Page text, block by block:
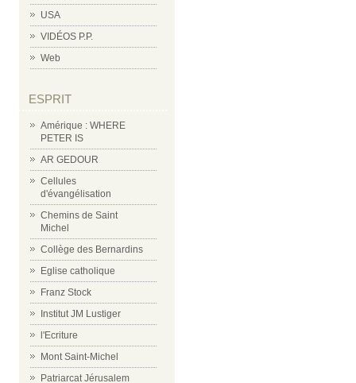
USA
VIDÉOS P.P.
Web
ESPRIT
Amérique : WHERE
PETER IS
AR GEDOUR
Cellules
d'évangélisation
Chemins de Saint
Michel
Collège des Bernardins
Eglise catholique
Franz Stock
Institut JM Lustiger
l'Ecriture
Mont Saint-Michel
Patriarcat Jérusalem